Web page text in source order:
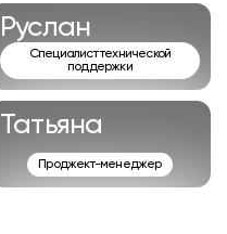
Руслан
Специалист технической
поддержки
Татьяна
Проджект-менеджер